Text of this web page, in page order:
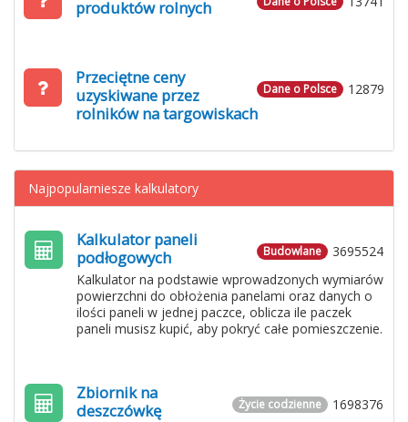
produktów rolnych
12879
Dane o Polsce
Przeciętne ceny
uzyskiwane przez
rolników na targowiskach
Najpopularniesze kalkulatory
3695524
Budowlane
Kalkulator paneli
podłogowych
Kalkulator na podstawie wprowadzonych wymiarów
powierzchni do obłożenia panelami oraz danych o
ilości paneli w jednej paczce, oblicza ile paczek
paneli musisz kupić, aby pokryć całe pomieszczenie.
1698376
Życie codzienne
Zbiornik na
deszczówkę